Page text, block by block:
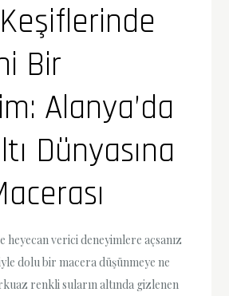
Bir
Alanya’da
Dünyasına
heyecan verici deneyimlere açsanız
dolu bir macera düşünmeye ne
renkli suların altında gizlenen